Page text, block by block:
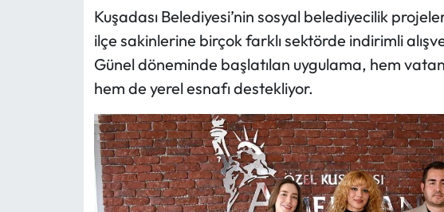
Kuşadası Belediyesi’nin sosyal belediyecilik
ilçe sakinlerine birçok farklı sektörde indirimli
Günel döneminde başlatılan uygulama, hem
hem de yerel esnafı destekliyor.
RESMİ İLANLAR
HABER İLAN